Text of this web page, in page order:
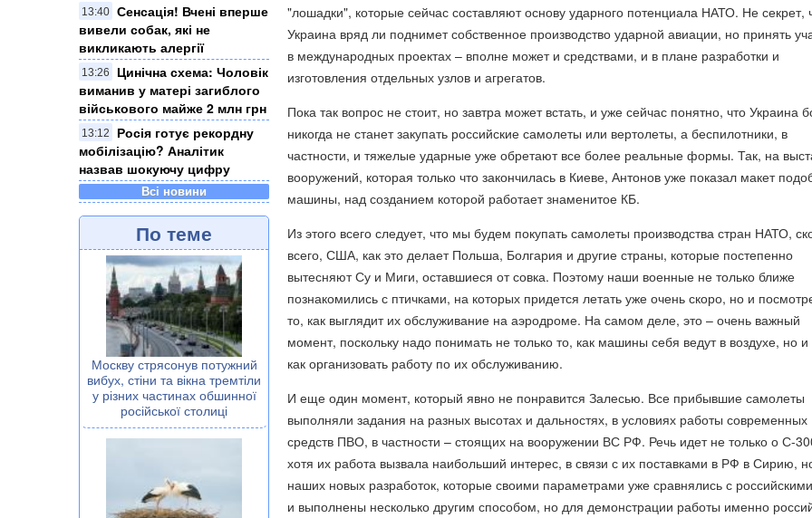
13:40 Сенсація! Вчені вперше
вивели собак, які не
викликають алергії
13:26
Цинічна схема: Чоловік
виманив у матері загиблого
військового майже 2 млн грн
13:12
Росія готує рекордну
мобілізацію? Аналітик
назвав шокуючу цифру
Всі новини
По теме
Москву стрясонув потужний
вибух, стіни та вікна тремтіли
у різних частинах обшинної
російської столиці
"лошадки", которые сейчас составляют основу ударного потенциала НАТО. Не секрет,
Украина вряд ли поднимет собственное производство ударной авиации, но принять
в международных проектах – вполне может и средствами, и в плане разработки и
изготовления отдельных узлов и агрегатов.
Пока так вопрос не стоит, но завтра может встать, и уже сейчас понятно, что Украина
никогда не станет закупать российские самолеты или вертолеты, а беспилотники, в
частности, и тяжелые ударные уже обретают все более реальные формы. Так, на
вооружений, которая только что закончилась в Киеве, Антонов уже показал макет
машины, над созданием которой работает знаменитое КБ.
Из этого всего следует, что мы будем покупать самолеты производства стран НАТО,
всего, США, как это делает Польша, Болгария и другие страны, которые постепенно
вытесняют Су и Миги, оставшиеся от совка. Поэтому наши военные не только ближе
познакомились с птичками, на которых придется летать уже очень скоро, но и
то, как выглядит их обслуживание на аэродроме. На самом деле, это – очень важный
момент, поскольку надо понимать не только то, как машины себя ведут в воздухе, но и
как организовать работу по их обслуживанию.
И еще один момент, который явно не понравится Залесью. Все прибывшие самолеты
выполняли задания на разных высотах и дальностях, в условиях работы современных
средств ПВО, в частности – стоящих на вооружении ВС РФ. Речь идет не только о С-
хотя их работа вызвала наибольший интерес, в связи с их поставками в РФ в Сирию,
наших новых разработок, которые своими параметрами уже сравнялись с
и выполнены несколько другим способом, но для демонстрации работы именно